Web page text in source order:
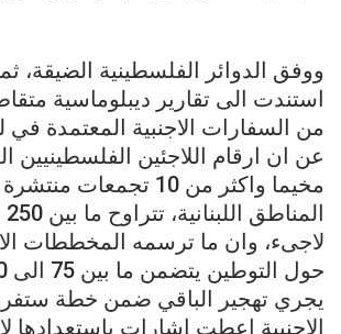
ووفق الدوائر الفلسطينية الضيقة،
استندت الى تقارير ديبلوماسية
من السفارات الاجنبية المعتمدة في
مخيما واكثر من 10
لاجىء، وان ما ترسمه المخططات
يجري تهجير الباقي ضمن خطة
الاجنبية اعطت اشارات باستعدادها